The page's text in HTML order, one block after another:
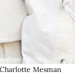
Mesman